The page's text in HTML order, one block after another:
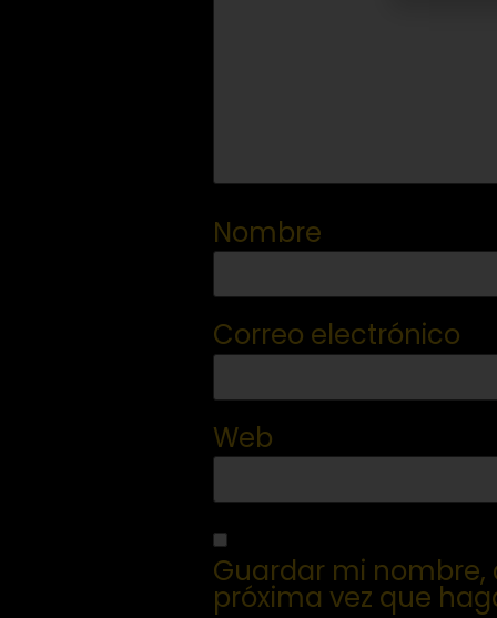
Nombre
Correo electrónico
Web
Guardar mi nombre,
próxima vez que